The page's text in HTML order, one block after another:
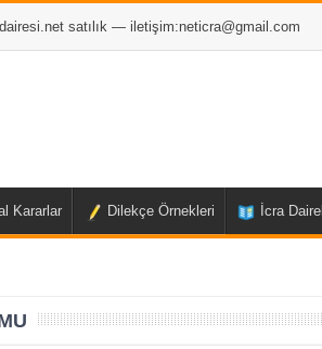
satılık — iletişim:neticra@gmail.com
Kararlar Dilekçe Örnekleri İcra